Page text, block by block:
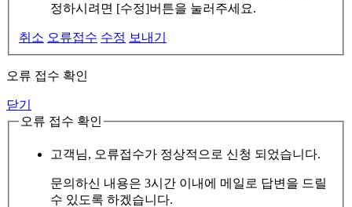
정하시려면 [수정]버튼을 눌러주세요.
취소 오류접수 수정 보내기
오류 접수 확인
닫기
오류 접수 확인
고객님, 오류접수가 정상적으로 신청 되었습니다.
문의하신 내용은 3시간 이내에 메일로 답변을 드릴
수 있도록 하겠습니다.